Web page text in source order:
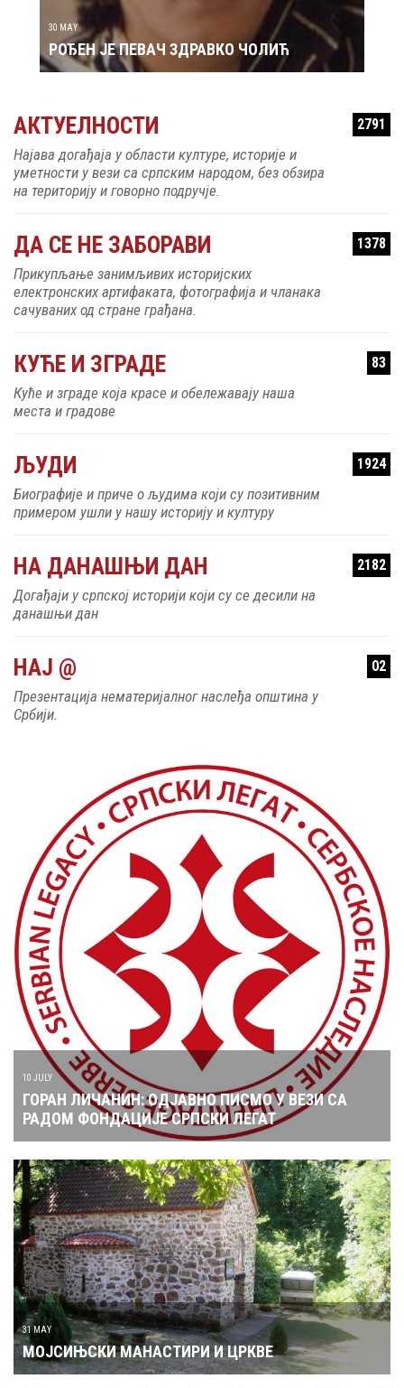
30 MAY
РОЂЕН ЈЕ ПЕВАЧ ЗДРАВКО ЧОЛИЋ
АКТУЕЛНОСТИ 2791
Најава догађаја у области културе, историје и
уметности у вези са српским народом, без обзира
на територију и говорно подручје.
ДА СЕ НЕ ЗАБОРАВИ 1378
Прикупљање занимљивих историјских
електронских артифаката, фотографија и чланака
сачуваних од стране грађана.
КУЋЕ И ЗГРАДЕ 83
Куће и зграде која красе и обележавају наша
места и градове
ЉУДИ 1924
Биографије и приче о људима који су позитивним
примером ушли у нашу историју и културу
НА ДАНАШЊИ ДАН 2182
Догађаји у српској историји који су се десили на
данашњи дан
НАЈ @ 02
Презентација нематеријалног наслеђа општина у
Србији.
10 JULY
ГОРАН ЛИЧАНИН: ОДЈАВНО ПИСМО У ВЕЗИ СА
РАДОМ ФОНДАЦИЈЕ СРПСКИ ЛЕГАТ
31 MAY
МОЈСИЊСКИ МАНАСТИРИ И ЦРКВЕ